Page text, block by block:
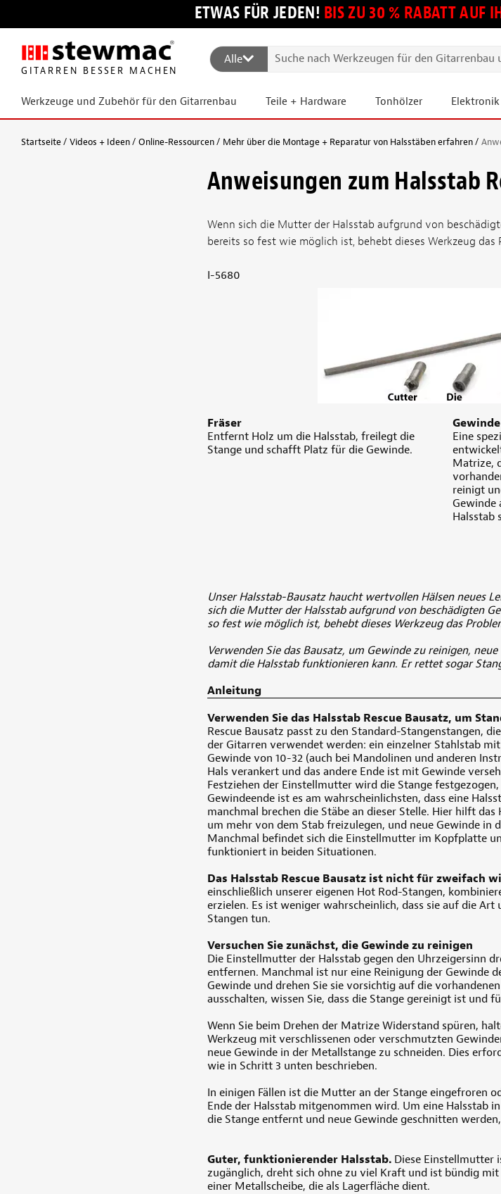
ETWAS FÜR JEDEN! BIS ZU 30 % RABATT AUF
GITARREN BESSER MACHEN
Alle
Werkzeuge und Zubehör für den Gitarrenbau Teile + Hardware Tonhölzer Elektronik
Startseite Videos + Ideen Online-Ressourcen Mehr über die Montage + Reparatur von Halsstäben erfahren
Anweisungen zum Halsstab
Wenn sich die Mutter der Halsstab aufgrund von
bereits so fest wie möglich ist, behebt dieses Werkzeug das
I-5680
Fräser
Entfernt Holz um die Halsstab, freilegt die
Stange und schafft Platz für die Gewinde.
Gewinde
Eine
Matrize,
reinigt
Gewinde
Halsstab
Unser Halsstab-Bausatz haucht wertvollen Hälsen neues
sich die Mutter der Halsstab aufgrund von beschädigten
so fest wie möglich ist, behebt dieses Werkzeug das
Verwenden Sie das Bausatz, um Gewinde zu reinigen,
damit die Halsstab funktionieren kann. Er rettet sogar
Anleitung
Verwenden Sie das Halsstab Rescue Bausatz, um
Rescue Bausatz passt zu den Standard-Stangenstangen,
der Gitarren verwendet werden: ein einzelner Stahlstab
Gewinde von 10-32 (auch bei Mandolinen und anderen
Hals verankert und das andere Ende ist mit Gewinde
Festziehen der Einstellmutter wird die Stange
Gewindeende ist es am wahrscheinlichsten, dass eine
manchmal brechen die Stäbe an dieser Stelle. Hier hilft
um mehr von dem Stab freizulegen, und neue Gewinde in
Manchmal befindet sich die Einstellmutter im Kopfplatte
funktioniert in beiden Situationen.
Das Halsstab Rescue Bausatz ist nicht für zweifach
einschließlich unserer eigenen Hot Rod-Stangen,
erzielen. Es ist weniger wahrscheinlich, dass sie auf die
Stangen tun.
Versuchen Sie zunächst, die Gewinde zu reinigen
Die Einstellmutter der Halsstab gegen den Uhrzeigersinn
entfernen. Manchmal ist nur eine Reinigung der Gewinde
Gewinde und drehen Sie sie vorsichtig auf die
ausschalten, wissen Sie, dass die Stange gereinigt ist und
Wenn Sie beim Drehen der Matrize Widerstand spüren,
Werkzeug mit verschlissenen oder verschmutzten
neue Gewinde in der Metallstange zu schneiden. Dies
wie in Schritt 3 unten beschrieben.
In einigen Fällen ist die Mutter an der Stange eingefroren
Ende der Halsstab mitgenommen wird. Um eine Halsstab
die Stange entfernt und neue Gewinde geschnitten
Guter, funktionierender Halsstab.Diese Einstellmutter
zugänglich, dreht sich ohne zu viel Kraft und ist bündig mit
einer Metallscheibe, die als Lagerfläche dient.